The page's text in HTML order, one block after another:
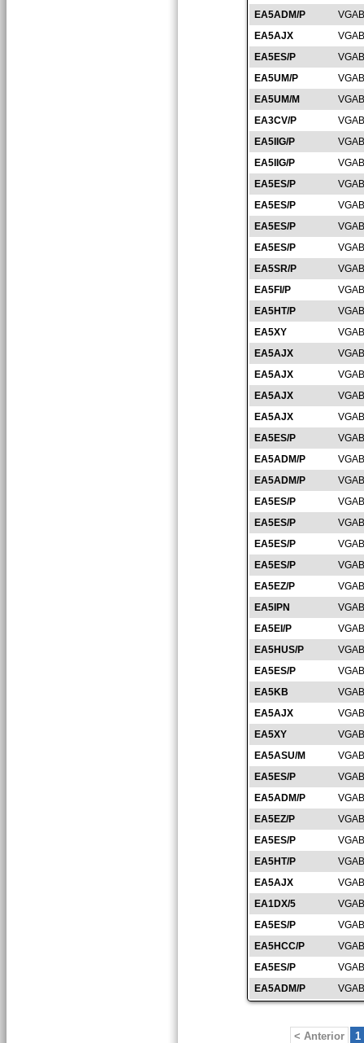
EA5ADM/P
EA5AJX
EA5ES/P
EA5UM/P
EA5UM/M
EA3CV/P
EA5IIG/P
EA5IIG/P
EA5ES/P
EA5ES/P
EA5ES/P
EA5ES/P
EA5SR/P
EA5FI/P
EA5HT/P
EA5XY
EA5AJX
EA5AJX
EA5AJX
EA5AJX
EA5ES/P
EA5ADM/P
EA5ADM/P
EA5ES/P
EA5ES/P
EA5ES/P
EA5ES/P
EA5EZ/P
EA5IPN
EA5EI/P
EA5HUS/P
EA5ES/P
EA5KB
EA5AJX
EA5XY
EA5ASU/M
EA5ES/P
EA5ADM/P
EA5EZ/P
EA5ES/P
EA5HT/P
EA5AJX
EA1DX/5
EA5ES/P
EA5HCC/P
EA5ES/P
EA5ADM/P
< Anterior 1